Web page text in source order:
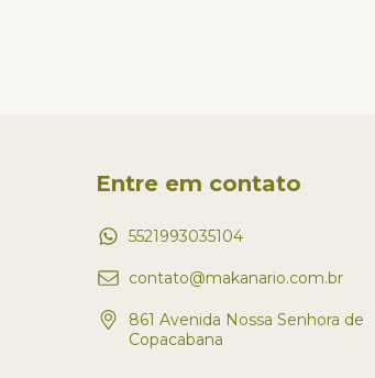
Entre em contato
5521993035104
contato@makanario.com.br
861 Avenida Nossa Senhora de
Copacabana